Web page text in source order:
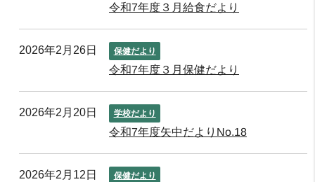
令和7年度３月給食だより
2026年2月26日 保健だより
令和7年度３月保健だより
2026年2月20日 学校だより
令和7年度矢中だよりNo.18
2026年2月12日 保健だより